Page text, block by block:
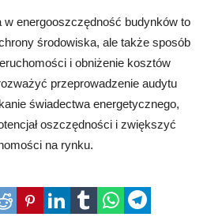
energooszczędność budynków to
środowiska, ale także sposób
i obniżenie kosztów
przeprowadzenie audytu
świadectwa energetycznego,
oszczędności i zwiększyć
na rynku.